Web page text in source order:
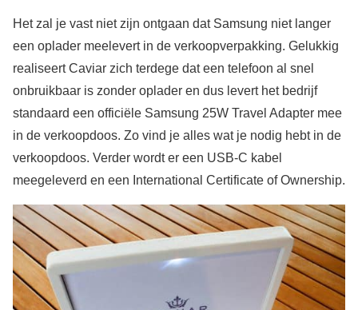
Het zal je vast niet zijn ontgaan dat Samsung niet langer
een oplader meelevert in de verkoopverpakking. Gelukkig
realiseert Caviar zich terdege dat een telefoon al snel
onbruikbaar is zonder oplader en dus levert het bedrijf
standaard een officiële Samsung 25W Travel Adapter mee
in de verkoopdoos. Zo vind je alles wat je nodig hebt in de
verkoopdoos. Verder wordt er een USB-C kabel
meegeleverd en een International Certificate of Ownership.